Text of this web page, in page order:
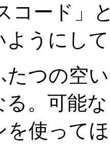
コード」
ようにし
たつの空
る。可能
を使って